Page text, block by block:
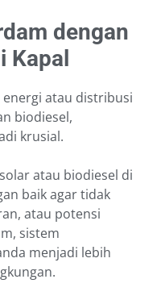
dengan
Kapal
energi atau distribusi
biodiesel,
krusial.
atau biodiesel di
baik agar tidak
atau potensi
sistem
menjadi lebih